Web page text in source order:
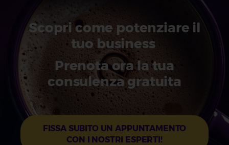
Scopri come potenziare il
tuo business
Prenota ora la tua
consulenza gratuita
FISSA SUBITO UN APPUNTAMENTO
CON I NOSTRI ESPERTI!